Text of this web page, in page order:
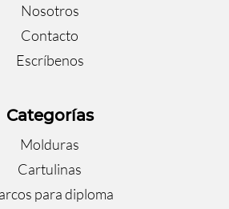
Nosotros
Contacto
Escríbenos
Categorías
Molduras
Cartulinas
para diploma